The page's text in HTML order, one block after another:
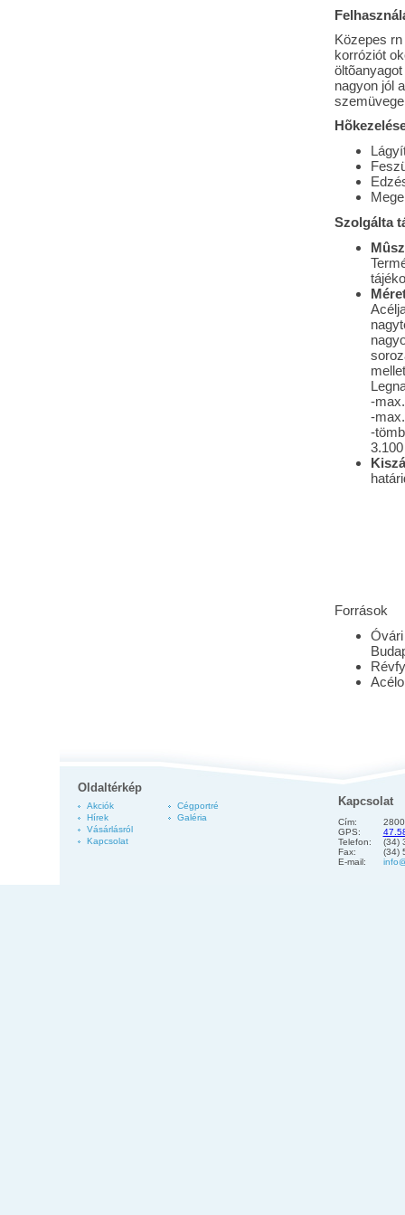
Közepes
korróziót
nagyon jól
Szolgálta
-
-
-
Források
Oldaltérkép
Akciók
Hírek
Vásárlásról
Kapcsolat
Cégportré
Galéria
Kapcsolat
Cím:
GPS:
Telefon:
(34)
Fax:
(34)
E-mail: